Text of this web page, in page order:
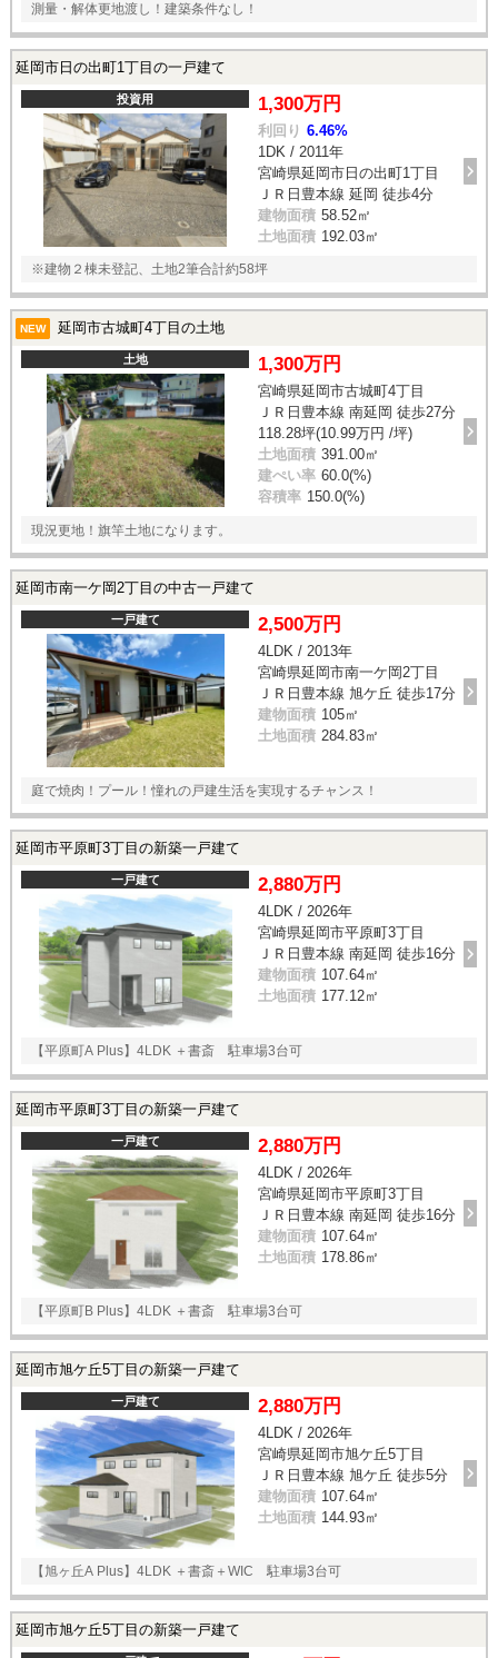
測量・解体更地渡し！建築条件なし！
延岡市日の出町1丁目の一戸建て
投資用 1,300万円
利回り 6.46%
1DK / 2011年
宮崎県延岡市日の出町1丁目
ＪＲ日豊本線 延岡 徒歩4分
建物面積 58.52㎡
土地面積 192.03㎡
※建物２棟未登記、土地2筆合計約58坪
NEW 延岡市古城町4丁目の土地
土地 1,300万円
宮崎県延岡市古城町4丁目
ＪＲ日豊本線 南延岡 徒歩27分
118.28坪(10.99万円 /坪)
土地面積 391.00㎡
建ぺい率 60.0(%)
容積率 150.0(%)
現況更地！旗竿土地になります。
延岡市南一ケ岡2丁目の中古一戸建て
一戸建て 2,500万円
4LDK / 2013年
宮崎県延岡市南一ケ岡2丁目
ＪＲ日豊本線 旭ケ丘 徒歩17分
建物面積 105㎡
土地面積 284.83㎡
庭で焼肉！プール！憧れの戸建生活を実現するチャンス！
延岡市平原町3丁目の新築一戸建て
一戸建て 2,880万円
4LDK / 2026年
宮崎県延岡市平原町3丁目
ＪＲ日豊本線 南延岡 徒歩16分
建物面積 107.64㎡
土地面積 177.12㎡
【平原町A Plus】4LDK ＋書斎 駐車場3台可
延岡市平原町3丁目の新築一戸建て
一戸建て 2,880万円
4LDK / 2026年
宮崎県延岡市平原町3丁目
ＪＲ日豊本線 南延岡 徒歩16分
建物面積 107.64㎡
土地面積 178.86㎡
【平原町B Plus】4LDK ＋書斎 駐車場3台可
延岡市旭ケ丘5丁目の新築一戸建て
一戸建て 2,880万円
4LDK / 2026年
宮崎県延岡市旭ケ丘5丁目
ＪＲ日豊本線 旭ケ丘 徒歩5分
建物面積 107.64㎡
土地面積 144.93㎡
【旭ヶ丘A Plus】4LDK ＋書斎＋WIC 駐車場3台可
延岡市旭ケ丘5丁目の新築一戸建て